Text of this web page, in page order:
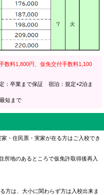
数料1,800円、仮免交付手数料1,100
：卒業まで保証 宿泊：規定+2泊ま
短まで
・住民票・実家が在る方はご入校でき
所地のあるところで仮免許取得後再入
方は、大小に関わらず方は入校出来ま